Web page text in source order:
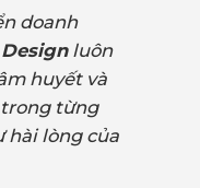
doanh
luôn
huyết và
từng
hài lòng của